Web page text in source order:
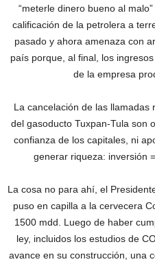
“meterle dinero bueno al
calificación de la petrolera a
pasado y ahora amenaza con
país porque, al final, los
de la empresa
La cancelación de las llamadas
del gasoducto Tuxpan-Tula son
confianza de los capitales, ni
generar riqueza: inversión
La cosa no para ahí, el
puso en capilla a la cervecera
1500 mdd. Luego de haber
ley, incluidos los estudios de
avance en su construcción, una